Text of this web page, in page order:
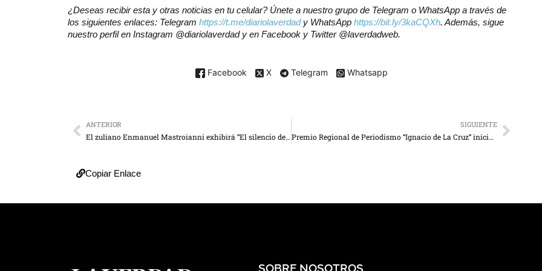
¿Deseas recibir esta y otras noticias en tu celular? Únete a nuestro grupo de Telegram o WhatsApp a través de
los siguientes enlaces: Telegram https://t.me/diariolaverdady WhatsApp https://bit.ly/3kaCQXh. Además, sigue
nuestro perfil en Instagram @diariolaverdad y en Facebook y Twitter @laverdadweb.
Facebook X Telegram Whatsapp
ANTERIOR
El zuliano Enmanuel Mastroianni exhibirá “El silencio de lo inmaterial” en Caracas
SIGUIENTE
Premio Regional de Periodismo “Ignacio de La Cruz” inicia postulaciones
Copiar Enlace
SOBRE NOSOTROS